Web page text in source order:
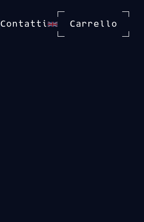
Contatti Carrello